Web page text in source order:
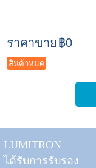
ราคาขาย ฿0
สินค้าหมด
LUMITRON
ได้รับการรับรอง